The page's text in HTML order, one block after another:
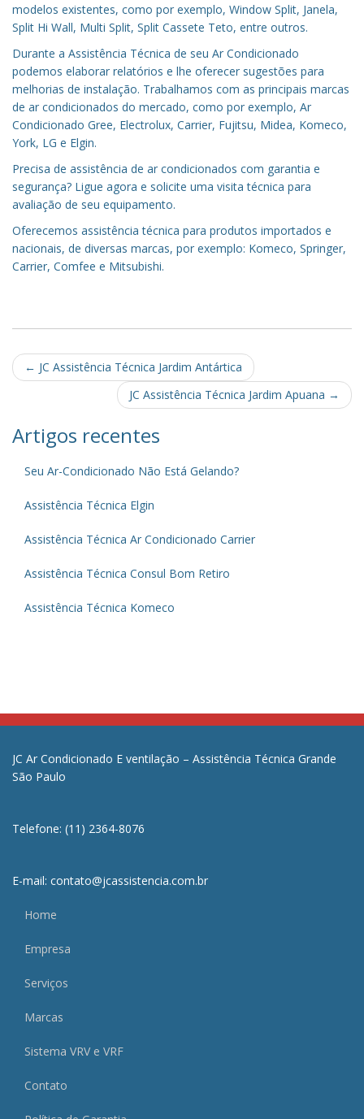
modelos existentes, como por exemplo, Window Split, Janela,
Split Hi Wall, Multi Split, Split Cassete Teto, entre outros.
Durante a Assistência Técnica de seu Ar Condicionado
podemos elaborar relatórios e lhe oferecer sugestões para
melhorias de instalação. Trabalhamos com as principais marcas
de ar condicionados do mercado, como por exemplo, Ar
Condicionado Gree, Electrolux, Carrier, Fujitsu, Midea, Komeco,
York, LG e Elgin.
Precisa de assistência de ar condicionados com garantia e
segurança? Ligue agora e solicite uma visita técnica para
avaliação de seu equipamento.
Oferecemos assistência técnica para produtos importados e
nacionais, de diversas marcas, por exemplo: Komeco, Springer,
Carrier, Comfee e Mitsubishi.
Post
navigation
← JC Assistência Técnica Jardim Antártica
JC Assistência Técnica Jardim Apuana →
Artigos recentes
Seu Ar-Condicionado Não Está Gelando?
Assistência Técnica Elgin
Assistência Técnica Ar Condicionado Carrier
Assistência Técnica Consul Bom Retiro
Assistência Técnica Komeco
JC Ar Condicionado E ventilação – Assistência Técnica Grande
São Paulo
Telefone: (11) 2364-8076
E-mail: contato@jcassistencia.com.br
Home
Empresa
Serviços
Marcas
Sistema VRV e VRF
Contato